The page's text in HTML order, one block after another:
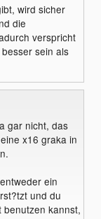
wird sicher
die
verspricht
sein als
gar nicht, das
x16 graka in
ein
und du
kannst,